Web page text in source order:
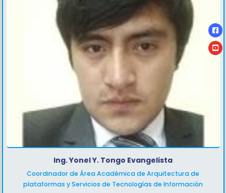
Ing. Yonel Y. Tongo Evangelista
Coordinador de Área Académica de Arquitectura de
plataformas y Servicios de Tecnologías de Información